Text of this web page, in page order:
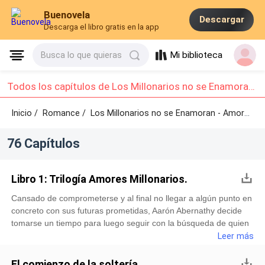
Buenovela
Descarga el libro gratis en la app
Descargar
Busca lo que quieras Mi biblioteca
Todos los capítulos de Los Millonarios no se Enamoran - Amores Millonarios I.: Capítulo 1 - Capítulo 10
Inicio / Romance/Los Millonarios no se Enamoran - Amores Millonarios I. /
76 Capítulos
Libro 1: Trilogía Amores Millonarios.
Cansado de comprometerse y al final no llegar a algún punto en
concreto con sus futuras prometidas, Aarón Abernathy decide
tomarse un tiempo para luego seguir con la búsqueda de quien
sería la mujer con la que compartiría el resto de su vida, esa
todas sus empresas.Aarón no entiende el motivo por el que sus
Leer más